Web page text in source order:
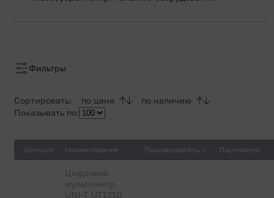
товаров
Лабораторные источники питания и тестеры
Прочие измерители
Сортировать: по цене
по наличию
Показывать по:
Фильтры
Артикул Наименование Производитель Партномер
Цифровой
мультиметр
UNI-T UT131D